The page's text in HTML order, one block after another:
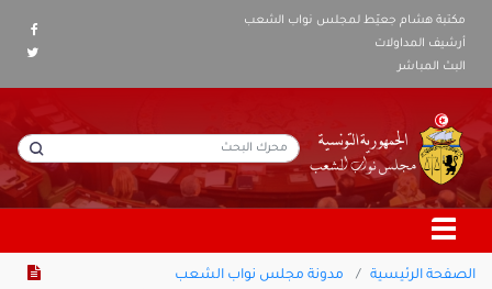
مكتبة هشام جعيّط لمجلس نواب الشعب
أرشيف المداولات
البث المباشر
الصفحة الرئيسية
مدونة مجلس نواب الشعب